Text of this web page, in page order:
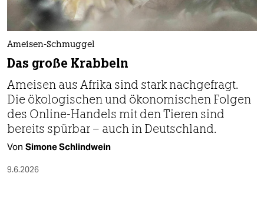
nord
verlag
verlag
veranstaltungen
shop
fragen & hilfe
Ameisen-Schmuggel
Das große Krabbeln
Ameisen aus Afrika sind stark nachgefragt.
Die ökologischen und ökonomischen Folgen
des Online-Handels mit den Tieren sind
bereits spürbar – auch in Deutschland.
Von Simone Schlindwein
9.6.2026